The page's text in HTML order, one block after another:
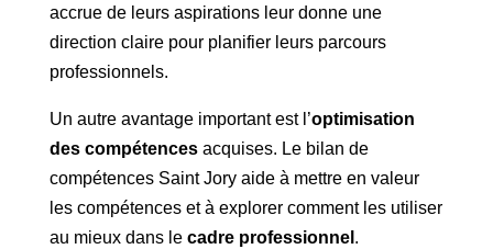
accrue de leurs aspirations leur donne une
direction claire pour planifier leurs parcours
professionnels.
Un autre avantage important est l’optimisation
des compétencesacquises. Le bilan de
compétences Saint Jory aide à mettre en valeur
les compétences et à explorer comment les utiliser
au mieux dans le cadre professionnel .